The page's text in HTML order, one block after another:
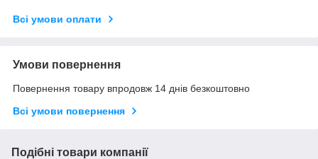
Всі умови оплати
Умови повернення
Повернення товару впродовж 14 днів безкоштовно
Всі умови повернення
Подібні товари компанії